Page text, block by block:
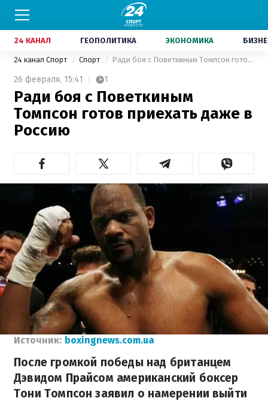
24 КАНАЛ ГЕОПОЛИТИКА ЭКОНОМИКА
24 канал Спорт Спорт Ради боя с Поветкиным Томпсон готов приехать даже в Россию
26 февраля, 15:41 1
Ради боя с Поветкиным
Томпсон готов приехать даже в
Россию
Источник: boxingnews.com.ua
После громкой победы над британцем
Дэвидом Прайсом американский боксер
Тони Томпсон заявил о намерении выйти